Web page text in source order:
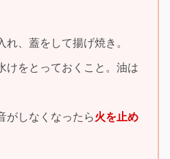
れ、蓋をして揚げ焼き。
をとっておくこと。油は
がしなくなったら火を止め